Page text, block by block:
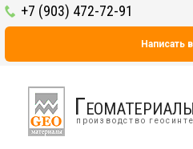
+7 (903) 472-72-91
Написать
Геоматериалы
производство